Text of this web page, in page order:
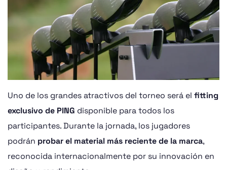
Uno de los grandes atractivos del torneo será el fitting
exclusivo de PING disponible para todos los
participantes. Durante la jornada, los jugadores
podrán probar el material más reciente de la marca,
reconocida internacionalmente por su innovación en